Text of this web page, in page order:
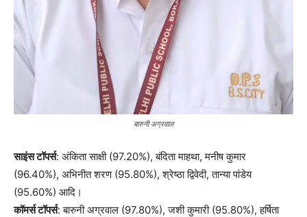
बारुनी अग्रवाल
साइंस टॉपर्स: अंकिता साक्षी (97.20%), बंदिता माहथा, मनीष कुमार
(96.40%), अभिनीत शरण (95.80%), श्रेष्ठा द्विवेदी, तान्या पांडेय
(95.60%) आदि।
कॉमर्स टॉपर्स: बारुनी अग्रवाल (97.80%), जशी कुमारी (95.80%), हर्षिता